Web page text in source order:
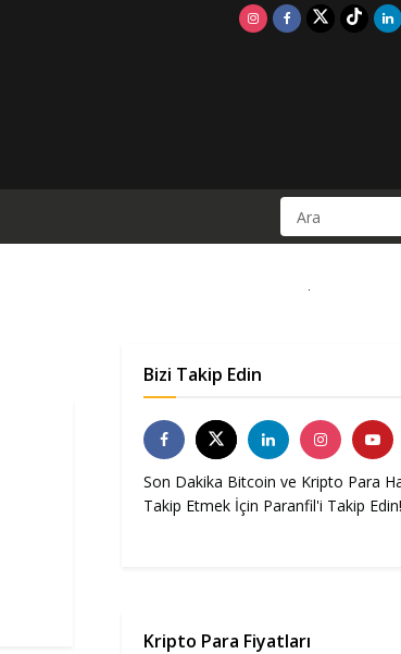
Bizi Takip Edin
Son Dakika Bitcoin ve Kripto Para
Takip Etmek İçin Paranfil'i Takip Edin!
Kripto Para Fiyatları